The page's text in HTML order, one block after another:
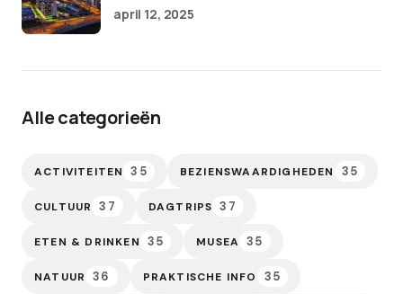
april 12, 2025
Alle categorieën
ACTIVITEITEN 35 BEZIENSWAARDIGHEDEN 35
CULTUUR 37 DAGTRIPS 37
ETEN & DRINKEN 35 MUSEA 35
NATUUR 36 PRAKTISCHE INFO 35